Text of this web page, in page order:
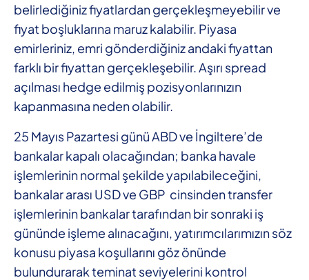
belirlediğiniz fiyatlardan gerçekleşmeyebilir ve
fiyat boşluklarına maruz kalabilir. Piyasa
emirleriniz, emri gönderdiğiniz andaki fiyattan
farklı bir fiyattan gerçekleşebilir. Aşırı spread
açılması hedge edilmiş pozisyonlarınızın
kapanmasına neden olabilir.
25 Mayıs Pazartesi günü ABD ve İngiltere’de
bankalar kapalı olacağından; banka havale
işlemlerinin normal şekilde yapılabileceğini,
bankalar arası USD ve GBP cinsinden transfer
işlemlerinin bankalar tarafından bir sonraki iş
gününde işleme alınacağını, yatırımcılarımızın söz
konusu piyasa koşullarını göz önünde
bulundurarak teminat seviyelerini kontrol